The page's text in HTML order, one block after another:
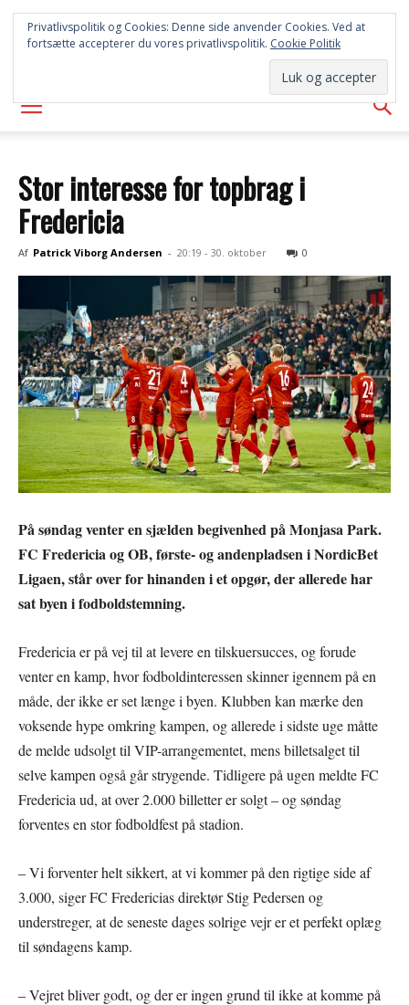
SYD
AVISEN
Stor interesse for topbrag i
Fredericia
Af Patrick Viborg Andersen - 20:19 - 30. oktober 0
På søndag venter en sjælden begivenhed på Monjasa Park.
FC Fredericia og OB, første- og andenpladsen i NordicBet
Ligaen, står over for hinanden i et opgør, der allerede har
sat byen i fodboldstemning.
Fredericia er på vej til at levere en tilskuersucces, og forude
venter en kamp, hvor fodboldinteressen skinner igennem på en
måde, der ikke er set længe i byen. Klubben kan mærke den
voksende hype omkring kampen, og allerede i sidste uge måtte
de melde udsolgt til VIP-arrangementet, mens billetsalget til
selve kampen også går strygende. Tidligere på ugen meldte FC
Fredericia ud, at over 2.000 billetter er solgt – og søndag
forventes en stor fodboldfest på stadion.
– Vi forventer helt sikkert, at vi kommer på den rigtige side af
3.000, siger FC Fredericias direktør Stig Pedersen og
understreger, at de seneste dages solrige vejr er et perfekt oplæg
til søndagens kamp.
– Vejret bliver godt, og der er ingen grund til ikke at komme på
Privatlivspolitik og Cookies: Denne side anvender Cookies. Ved at
fortsætte accepterer du vores privatlivspolitik. Cookie Politik